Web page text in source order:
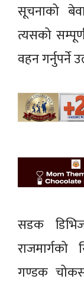
सूचनाको
त्यसको
वहन गर्नुपर्ने
सडक
गण्डक